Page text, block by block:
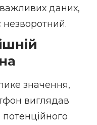
важливих даних,
незворотний.
значення,
виглядав